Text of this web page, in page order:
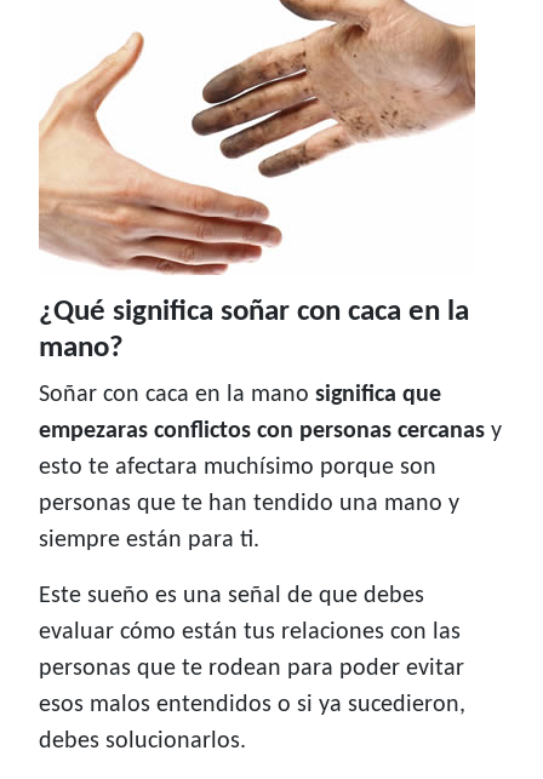
¿Qué significa soñar con caca en la
mano?
Soñar con caca en la mano significa que
empezaras conflictos con personas cercanas y
esto te afectara muchísimo porque son
personas que te han tendido una mano y
siempre están para ti.
Este sueño es una señal de que debes
evaluar cómo están tus relaciones con las
personas que te rodean para poder evitar
esos malos entendidos o si ya sucedieron,
debes solucionarlos.